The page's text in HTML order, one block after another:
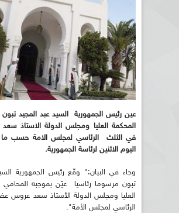
عين رئيس الجمهورية السيد عبد المجيد
المحكمة العليا ومجلس الدولة الاستاذ
في الثلث الرئاسي لمجلس الامة حسب ما
اليوم الاثنين لرئاسة الجمهورية.
وجاء في البيان:" وقّع رئيس الجمهورية
تبون مرسوما رئاسيا عيّن بموجبه المحامي
العليا ومجلس الدولة الأستاذ سعد عروس
الرئاسي لمجلس الأمة".